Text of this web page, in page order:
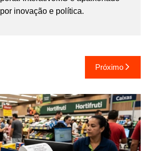
por inovação e política.
Próximo